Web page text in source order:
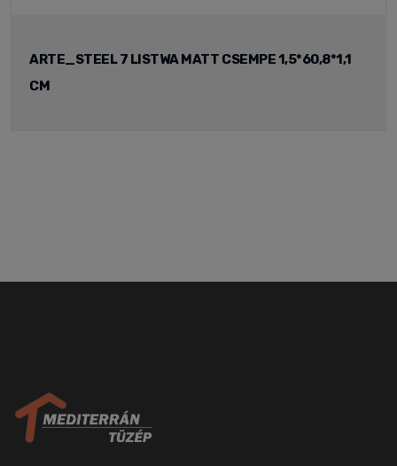
ARTE_STEEL 7 LISTWA MATT CSEMPE 1,5*60,8*1,1
CM